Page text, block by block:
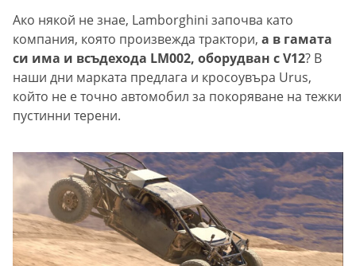
Ако някой не знае, Lamborghini започва като
компания, която произвежда трактори, а в гамата
си има и всъдехода LM002, оборудван с V12? В
наши дни марката предлага и кросоувъра Urus,
който не е точно автомобил за покоряване на тежки
пустинни терени.